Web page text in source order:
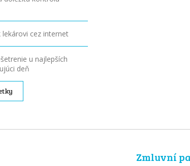
lekárovi cez internet
u najlepších
deň
Zmluvní